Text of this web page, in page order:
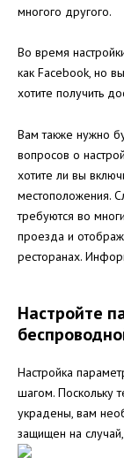
многого другого.
Во время
как Facebook, но
хотите получить
Вам также нужно
вопросов о
хотите ли вы
местоположения.
требуются во
проезда и
ресторанах.
Настройте
Настройка
шагом. Поскольку
украдены, вам
защищен на